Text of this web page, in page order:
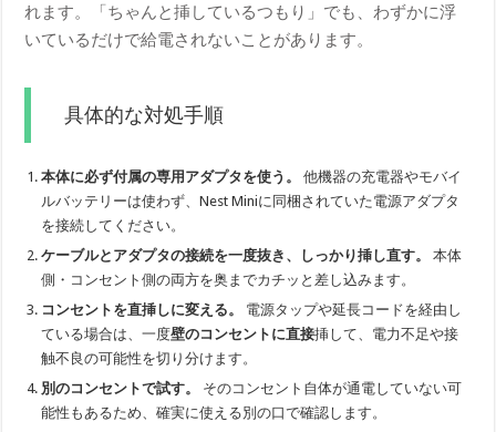
れます。「ちゃんと挿しているつもり」でも、わずかに浮
いているだけで給電されないことがあります。
具体的な対処手順
本体に必ず付属の専用アダプタを使う。
他機器の充電器やモバイ
ルバッテリーは使わず、Nest Miniに同梱されていた電源アダプタ
を接続してください。
ケーブルとアダプタの接続を一度抜き、しっかり挿し直す。
本体
側・コンセント側の両方を奥までカチッと差し込みます。
コンセントを直挿しに変える。
電源タップや延長コードを経由し
ている場合は、一度壁のコンセントに直接挿して、電力不足や接
触不良の可能性を切り分けます。
別のコンセントで試す。
そのコンセント自体が通電していない可
能性もあるため、確実に使える別の口で確認します。